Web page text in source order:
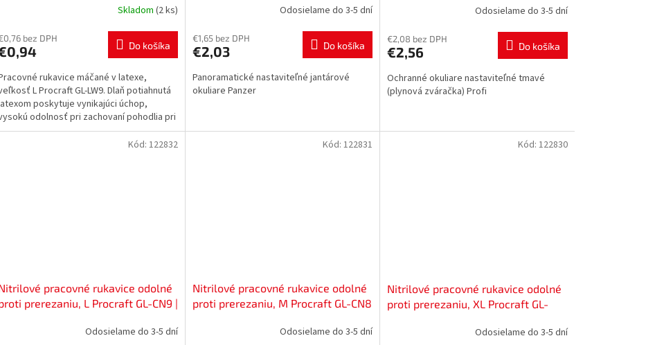
Skladom (2 ks)
bez DPH
Do košíka
rukavice máčané v latexe,
L Procraft GL-LW9. Dlaň potiahnutá
poskytuje vynikajúci úchop,
odolnosť pri zachovaní pohodlia pri
Sú ideálne...
Odosielame do 3-5 dní
€1,65 bez DPH
€2,03 Do košíka
Panoramatické nastaviteľné jantárové
okuliare Panzer
Odosielame do 3-5 dní
€2,08 bez DPH
€2,56 Do košíka
Ochranné okuliare nastaviteľné tmavé
(plynová zváračka) Profi
pracovné rukavice odolné
prerezaniu, L Procraft GL-CN9 |
Odosielame do 3-5 dní
Kód: 122832
Nitrilové pracovné rukavice odolné
proti prerezaniu, M Procraft GL-CN8
Odosielame do 3-5 dní
Kód: 122831
Nitrilové pracovné rukavice odolné
proti prerezaniu, XL Procraft GL-
Odosielame do 3-5 dní
Kód: 122830